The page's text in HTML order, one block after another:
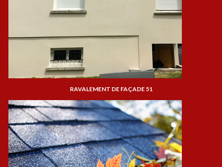
RAVALEMENT DE FAÇADE 51